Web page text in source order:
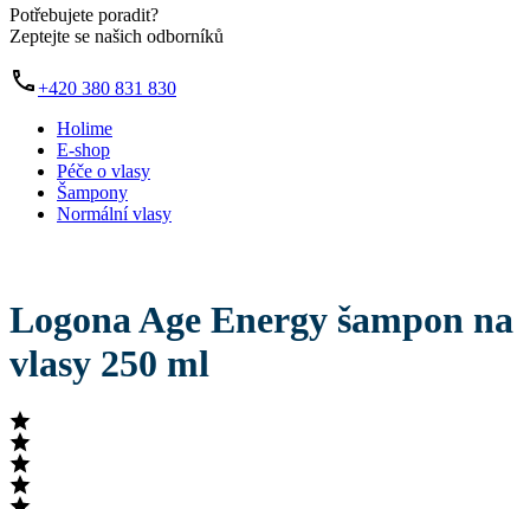
Potřebujete poradit?
Zeptejte se našich odborníků
+420 380 831 830
Holime
E-shop
Péče o vlasy
Šampony
Normální vlasy
Logona Age Energy šampon na
vlasy 250 ml